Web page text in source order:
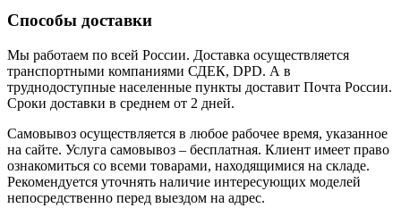
Способы доставки
Мы работаем по всей России. Доставка осуществляется
транспортными компаниями СДЕК, DPD. А в
труднодоступные населенные пункты доставит Почта России.
Сроки доставки в среднем от 2 дней.
Самовывоз осуществляется в любое рабочее время, указанное
на сайте. Услуга самовывоз – бесплатная. Клиент имеет право
ознакомиться со всеми товарами, находящимися на складе.
Рекомендуется уточнять наличие интересующих моделей
непосредственно перед выездом на адрес.